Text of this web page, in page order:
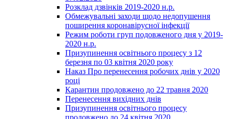
Розклад дзвінків 2019-2020 н.р.
Обмежувальні заходи щодо недопушення
поширення коронавірусної інфекції
Режим роботи груп подовженого дня у 2019-
2020 н.р.
Призупинення освітнього процесу з 12
березня по 03 квітня 2020 року
Наказ Про перенесення робочих днів у 2020
році
Карантин продовжено до 22 травня 2020
Перенесення вихідних днів
Призупинення освітнього процесу